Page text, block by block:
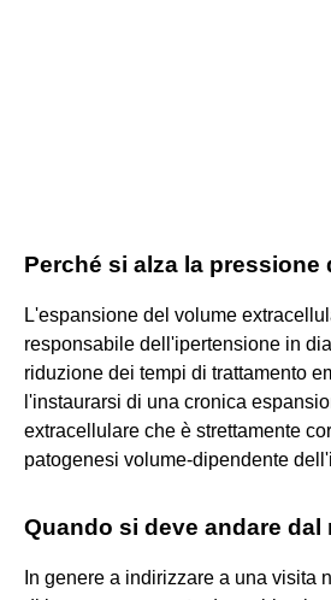
Perché si alza la pressione
L'espansione del volume
responsabile dell'ipertensione in
riduzione dei tempi di trattamento
l'instaurarsi di una cronica
extracellulare che è strettamente
patogenesi volume-dipendente
Quando si deve andare dal
In genere a indirizzare a una visita